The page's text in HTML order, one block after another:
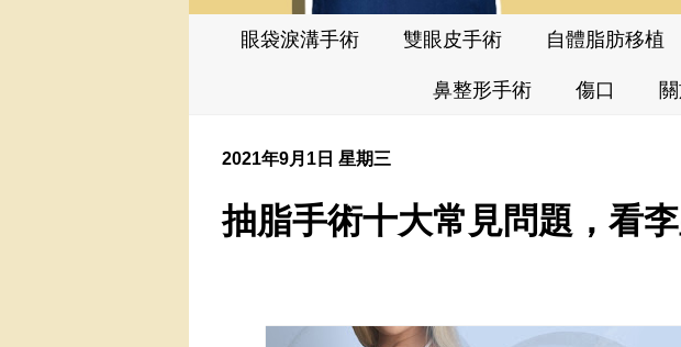
眼袋淚溝手術 雙眼皮手術 自體脂肪移植
鼻整形手術 傷口
2021年9月1日 星期三
抽脂手術十大常見問題，看